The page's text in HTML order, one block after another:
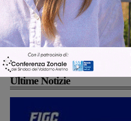
Articolo precedente
Treni, Scateni (Nuovo Cdu Toscana):
“Il Prefetto ritiri la circolare sugli
inchini”
Ultime Notizie